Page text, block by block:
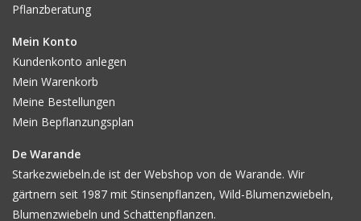
Pflanzberatung
Mein Konto
Kundenkonto anlegen
Mein Warenkorb
Meine Bestellungen
Mein Bepflanzungsplan
De Warande
Starkezwiebeln.de ist der Webshop von de Warande. Wir
gärtnern seit 1987 mit Stinsenpflanzen, Wild-Blumenzwiebeln,
Blumenzwiebeln und Schattenpflanzen.